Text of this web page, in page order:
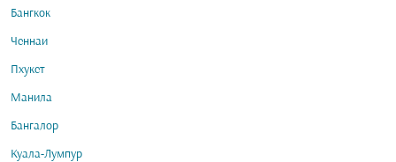
Бангкок
Ченнаи
Пхукет
Манила
Бангалор
Куала-Лумпур